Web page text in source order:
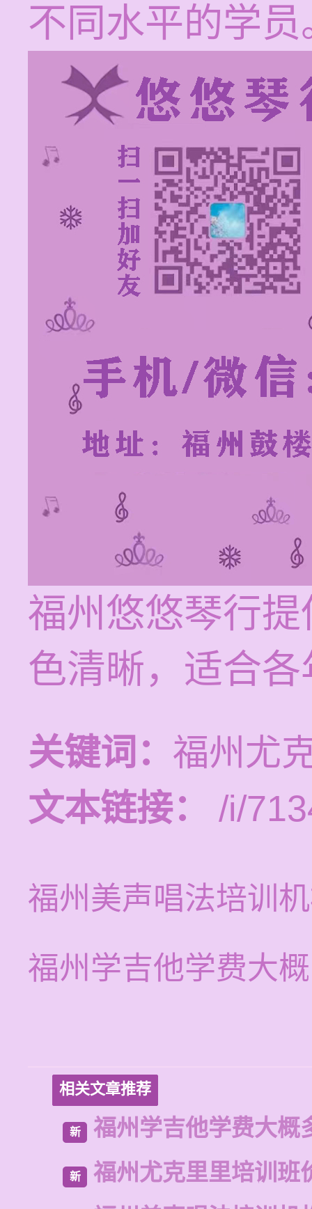
不同水平的学员
福州悠悠琴行
色清晰，适合
关键词： 福州尤
文本链接：
/i/
福州美声唱法培训
福州学吉他学费大
相关文章推荐
新 福州学吉他学费大概
新
福州尤克里里培训班